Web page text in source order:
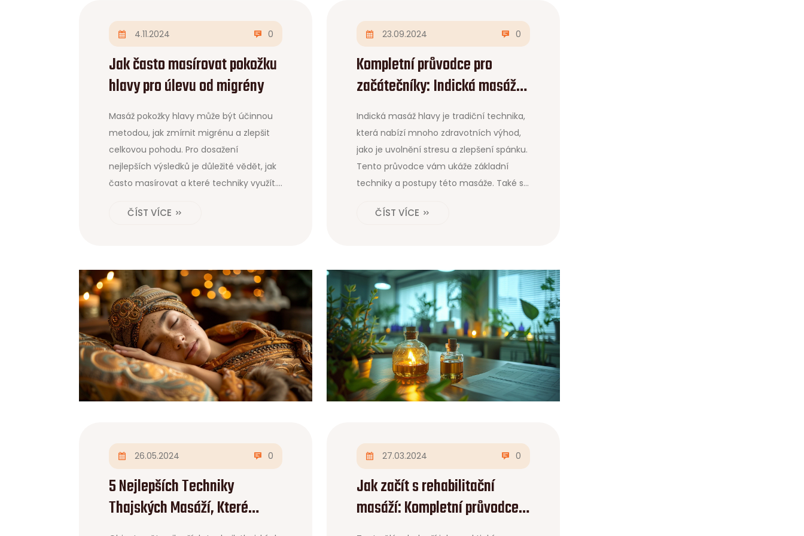
4.11.2024 0
Jak často masírovat pokožku
hlavy pro úlevu od migrény
Masáž pokožky hlavy může být účinnou
metodou, jak zmírnit migrénu a zlepšit
celkovou pohodu. Pro dosažení
nejlepších výsledků je důležité vědět, jak
často masírovat a které techniky využít.
doporučenou frekvencí a technikami,
pokožku hlavy přinést úlevu a přispět ke
zdraví vašich vlasů.
ČÍST VÍCE
23.09.2024 0
Kompletní průvodce pro
začátečníky: Indická masáž
hlavy
Indická masáž hlavy je tradiční technika,
která nabízí mnoho zdravotních výhod,
jako je uvolnění stresu a zlepšení spánku.
Tento průvodce vám ukáže základní
techniky a postupy této masáže. Také se
můžete provádět doma.
ČÍST VÍCE
26.05.2024 0
5 Nejlepších Techniky
Thajských Masáží, Které
Musíte Vyzkoušet
27.03.2024 0
Jak začít s rehabilitační
masáží: Kompletní průvodce
pro začátečníky